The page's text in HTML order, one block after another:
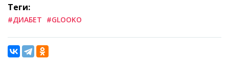
Теги:
#ДИАБЕТ #GLOOKO